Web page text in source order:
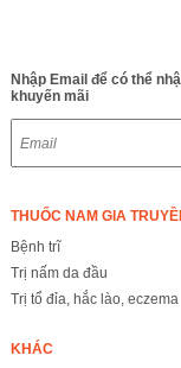
Nhập Email để có thể
khuyến mãi
THUỐC NAM GIA
Bệnh trĩ
Trị nấm da đầu
Trị tổ đỉa, hắc lào, eczema
KHÁC